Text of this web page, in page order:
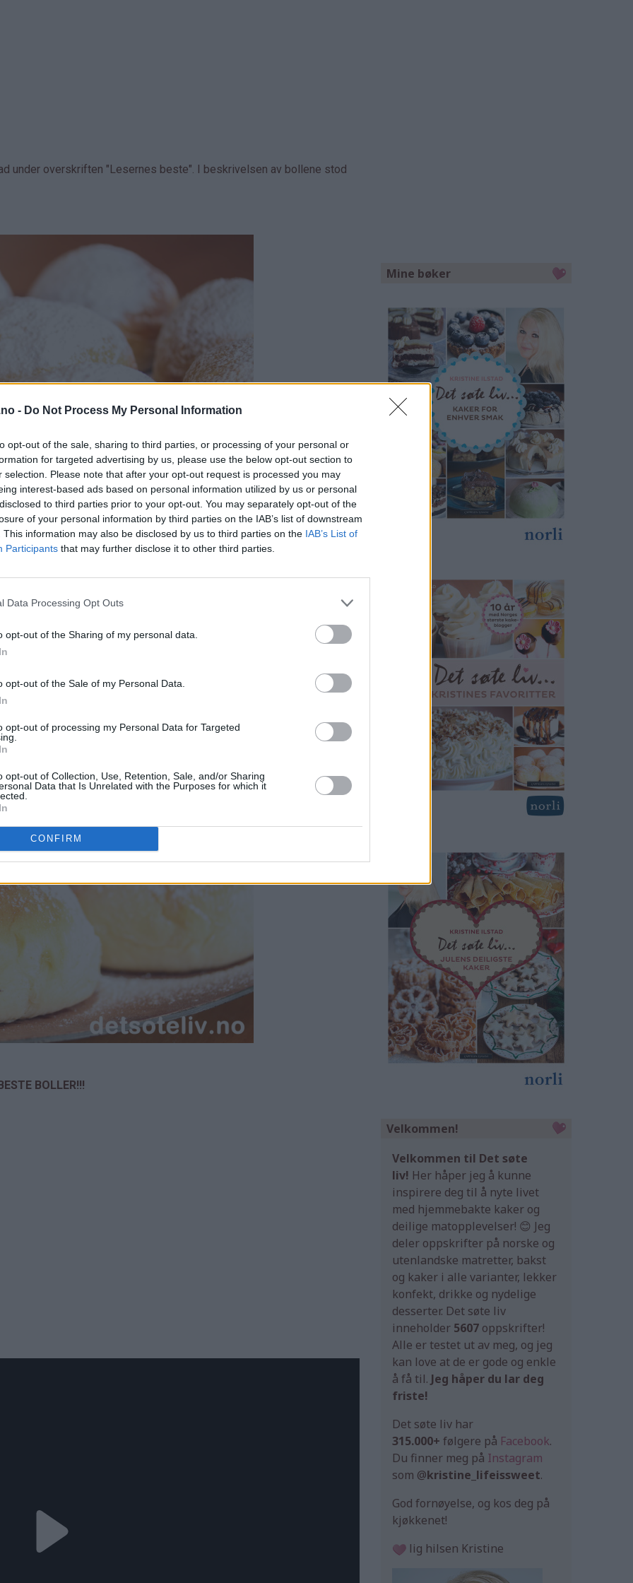
- Do Not Process My Personal Information
opt-out of the sale, sharing to third parties, or processing of your personal or
for targeted advertising by us, please use the below opt-out section to
selection. Please note that after your opt-out request is processed you may
interest-based ads based on personal information utilized by us or personal
to third parties prior to your opt-out. You may separately opt-out of the
of your personal information by third parties on the IAB’s list of downstream
This information may also be disclosed by us to third parties on the IAB’s List of
Participants that may further disclose it to other third parties.
Data Processing Opt Outs
opt-out of the Sharing of my personal data.
opt-out of the Sale of my Personal Data.
opt-out of processing my Personal Data for Targeted
opt-out of Collection, Use, Retention, Sale, and/or Sharing
Data that Is Unrelated with the Purposes for which it
CONFIRM
under overskriften "Lesernes beste". I beskrivelsen av bollene stod
og fremgangsmåten er litt annerledes enn ved vanlig
for sukker, og væsken skal gis et oppkok først. Dessuten trenger ikke
bollene lenge.
BOLLER!!!
Mine bøker
Velkommen!
Velkommen til Det søte
liv! Her håper jeg å kunne
inspirere deg til å nyte livet
med hjemmebakte kaker og
deilige matopplevelser! 😊 Jeg
deler oppskrifter på norske og
utenlandske matretter, bakst
og kaker i alle varianter, lekker
konfekt, drikke og nydelige
desserter. Det søte liv
inneholder 5607 oppskrifter!
Alle er testet ut av meg, og jeg
kan love at de er gode og enkle
å få til. Jeg håper du lar deg
friste!
Det søte liv har
315.000+ følgere på Facebook.
Du finner meg på Instagram
som @kristine_lifeissweet.
God fornøyelse, og kos deg på
kjøkkenet!
lig hilsen Kristine